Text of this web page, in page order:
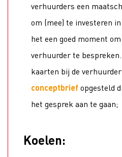
verhuurders een
om (mee) te investeren
het een goed moment
verhuurder te
kaarten bij de
conceptbrief opgesteld
het gesprek aan te gaan;
Koelen: